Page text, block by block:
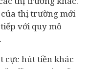
của thị trường mới
với quy mô
cực hút tiền khác